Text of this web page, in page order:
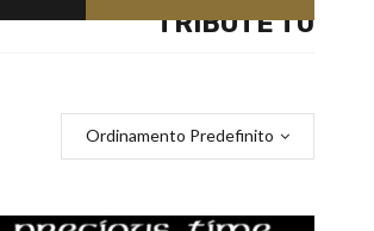
TRIBUTE TO
Ordinamento Predefinito